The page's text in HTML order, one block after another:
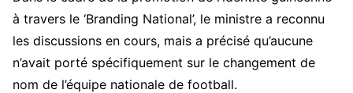
à travers le ‘Branding National’, le ministre a reconnu
les discussions en cours, mais a précisé qu’aucune
n’avait porté spécifiquement sur le changement de
nom de l’équipe nationale de football.